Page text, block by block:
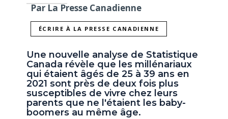
Par La Presse Canadienne
ÉCRIRE À LA PRESSE CANADIENNE
Une nouvelle analyse de Statistique
Canada révèle que les millénariaux
qui étaient âgés de 25 à 39 ans en
2021 sont près de deux fois plus
susceptibles de vivre chez leurs
parents que ne l'étaient les baby-
boomers au même âge.